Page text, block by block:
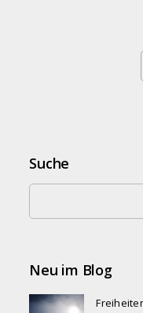
Suche
Neu im Blog